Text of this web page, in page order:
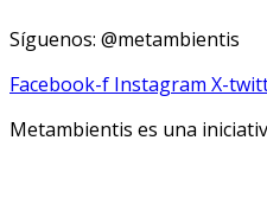
Síguenos: @metambientis
Facebook-f Instagram X-
Metambientis es una